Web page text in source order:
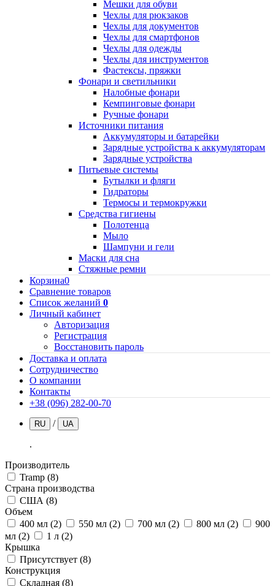
Мешки для обуви
Чехлы для рюкзаков
Чехлы для документов
Чехлы для смартфонов
Чехлы для одежды
Чехлы для инструментов
Фастексы, пряжки
Фонари и светильники
Налобные фонари
Кемпинговые фонари
Ручные фонари
Источники питания
Аккумуляторы и батарейки
Зарядные устройства к аккумуляторам
Зарядные устройства
Питьевые системы
Бутылки и фляги
Гидраторы
Термосы и термокружки
Средства гигиены
Полотенца
Мыло
Шампуни и гели
Маски для сна
Стяжные ремни
Корзина0
Сравнение товаров
Список желаний 0
Личный кабинет
Авторизация
Регистрация
Восстановить пароль
Доставка и оплата
Сотрудничество
О компании
Контакты
+38 (096) 282-00-70
RU / UA
.
Производитель
Tramp (8)
Страна производства
США (8)
Объем
400 мл (2) 550 мл (2) 700 мл (2) 800 мл (2)
900
мл (2) 1 л (2)
Крышка
Присутствует (8)
Конструкция
Складная (8)